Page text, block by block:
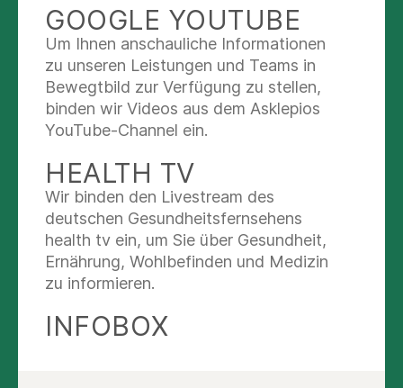
Assessments und Behandlungen zur
Anwendung.
Gebündeltes Wissen für Sie
Die Gesundheitsprobleme bei älteren Menschen
können kompliziert sein. Oft haben sie mehrere
Krankheiten gleichzeitig, was zur Gabe vieler
verschiedener Medikamente führt. Das stellt
GOOGLE YOUTUBE
Um Ihnen anschauliche Informationen
zu unseren Leistungen und Teams in
Bewegtbild zur Verfügung zu stellen,
binden wir Videos aus dem Asklepios
YouTube-Channel ein.
HEALTH TV
Wir binden den Livestream des
deutschen Gesundheitsfernsehens
health tv ein, um Sie über Gesundheit,
Ernährung, Wohlbefinden und Medizin
zu informieren.
INFOBOX